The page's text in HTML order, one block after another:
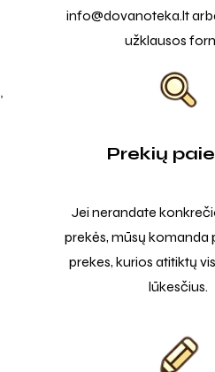
info@dovanoteka.lt
užklausos
Prekių
Jei nerandate
prekės, mūsų komanda
prekes, kurios atitiktų
lūkesčius.